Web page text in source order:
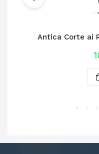
Antica Corte ai